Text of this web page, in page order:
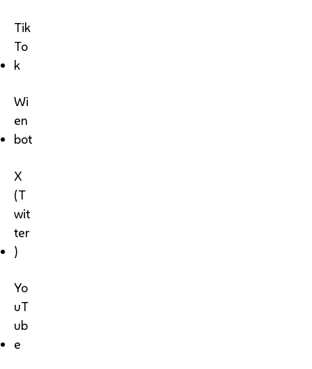
Tik
To
k
Wi
en
bot
X
(T
wit
ter
)
Yo
uT
ub
e